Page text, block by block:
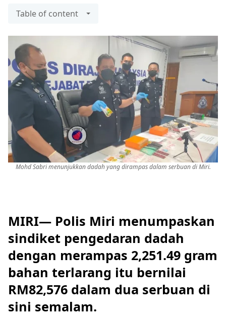
Table of content
Mohd Sabri menunjukkan dadah yang dirampas dalam serbuan di Miri.
MIRI— Polis Miri menumpaskan
sindiket pengedaran dadah
dengan merampas 2,251.49 gram
bahan terlarang itu bernilai
RM82,576 dalam dua serbuan di
sini semalam.